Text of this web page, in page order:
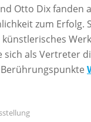
Otto Dix fanden
zum Erfolg.
sich als Vertreter